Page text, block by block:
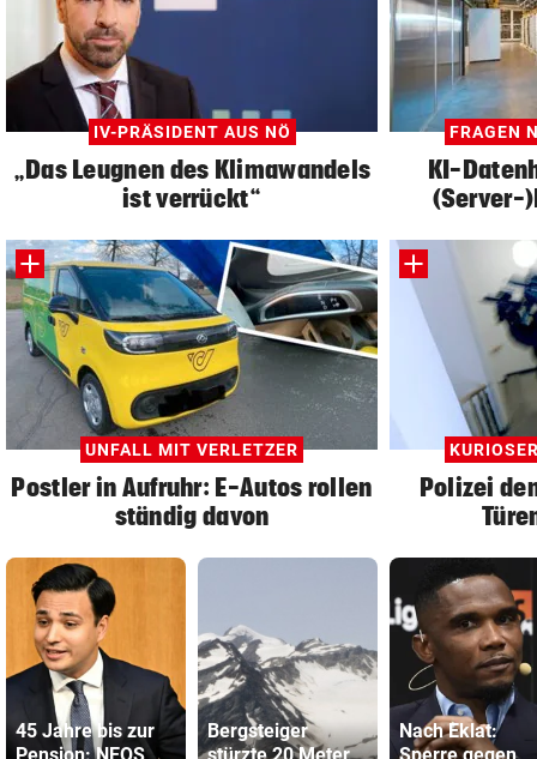
IV-PRÄSIDENT AUS NÖ
„Das Leugnen des Klimawandels
ist verrückt“
FRAGEN
KI-
(Server-
UNFALL MIT VERLETZER
Postler in Aufruhr: E-Autos rollen
ständig davon
Polizei
45 Jahre bis zur
Bergsteiger
Nach Eklat: